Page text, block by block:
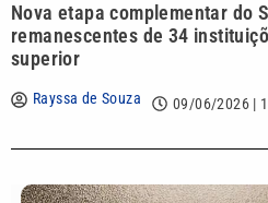
Nova etapa complementar do
remanescentes de 34
superior
Rayssa de Souza 09/06/2026 |